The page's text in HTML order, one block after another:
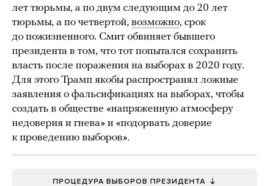
лет тюрьмы, а по двум следующим до 20 лет
тюрьмы, а по четвертой, возможно, срок
до пожизненного. Смит обвиняет бывшего
президента в том, что тот попытался сохранить
власть после поражения на выборах в 2020 году.
Для этого Трамп якобы распространял ложные
заявления о фальсификациях на выборах, чтобы
создать в обществе «напряженную атмосферу
недоверия и гнева» и «подорвать доверие
к проведению выборов».
ПРОЦЕДУРА ВЫБОРОВ ПРЕЗИДЕНТА